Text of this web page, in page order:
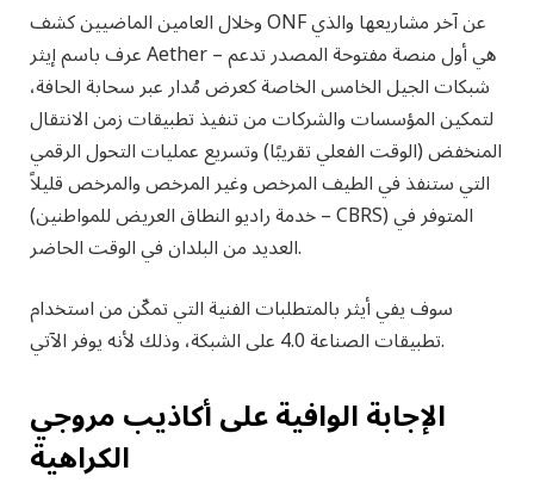
وخلال العامين الماضيين كشف ONF عن آخر مشاريعها والذي
عرف باسم إيثر Aether – هي أول منصة مفتوحة المصدر تدعم
شبكات الجيل الخامس الخاصة كعرض مُدار عبر سحابة الحافة،
لتمكين المؤسسات والشركات من تنفيذ تطبيقات زمن الانتقال
المنخفض (الوقت الفعلي تقريبًا) وتسريع عمليات التحول الرقمي
التي ستنفذ في الطيف المرخص وغير المرخص والمرخص قليلاً
(خدمة راديو النطاق العريض للمواطنين – CBRS) المتوفر في
العديد من البلدان في الوقت الحاضر.
سوف يفي أيثر بالمتطلبات الفنية التي تمكّن من استخدام
تطبيقات الصناعة 4.0 على الشبكة، وذلك لأنه يوفر الآتي.
الإجابة الوافية على أكاذيب مروجي
الكراهية